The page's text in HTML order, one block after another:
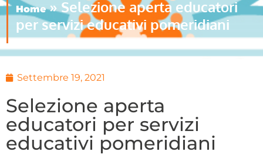
Home»Selezione aperta educatori
per servizi educativi pomeridiani
Settembre 19, 2021
Selezione aperta
educatori per servizi
educativi pomeridiani